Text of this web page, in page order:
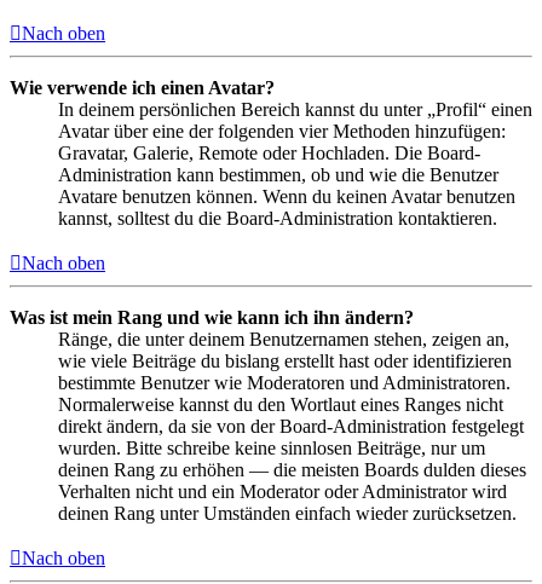
Nach oben
Wie verwende ich einen Avatar?
In deinem persönlichen Bereich kannst du unter „Profil“ einen
Avatar über eine der folgenden vier Methoden hinzufügen:
Gravatar, Galerie, Remote oder Hochladen. Die Board-
Administration kann bestimmen, ob und wie die Benutzer
Avatare benutzen können. Wenn du keinen Avatar benutzen
kannst, solltest du die Board-Administration kontaktieren.
Nach oben
Was ist mein Rang und wie kann ich ihn ändern?
Ränge, die unter deinem Benutzernamen stehen, zeigen an,
wie viele Beiträge du bislang erstellt hast oder identifizieren
bestimmte Benutzer wie Moderatoren und Administratoren.
Normalerweise kannst du den Wortlaut eines Ranges nicht
direkt ändern, da sie von der Board-Administration festgelegt
wurden. Bitte schreibe keine sinnlosen Beiträge, nur um
deinen Rang zu erhöhen — die meisten Boards dulden dieses
Verhalten nicht und ein Moderator oder Administrator wird
deinen Rang unter Umständen einfach wieder zurücksetzen.
Nach oben